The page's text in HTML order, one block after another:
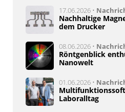
17.06.2026 •
Nachhaltige
dem Drucker
08.06.2026 •
Röntgenblick
Nanowelt
01.06.2026 •
Laboralltag